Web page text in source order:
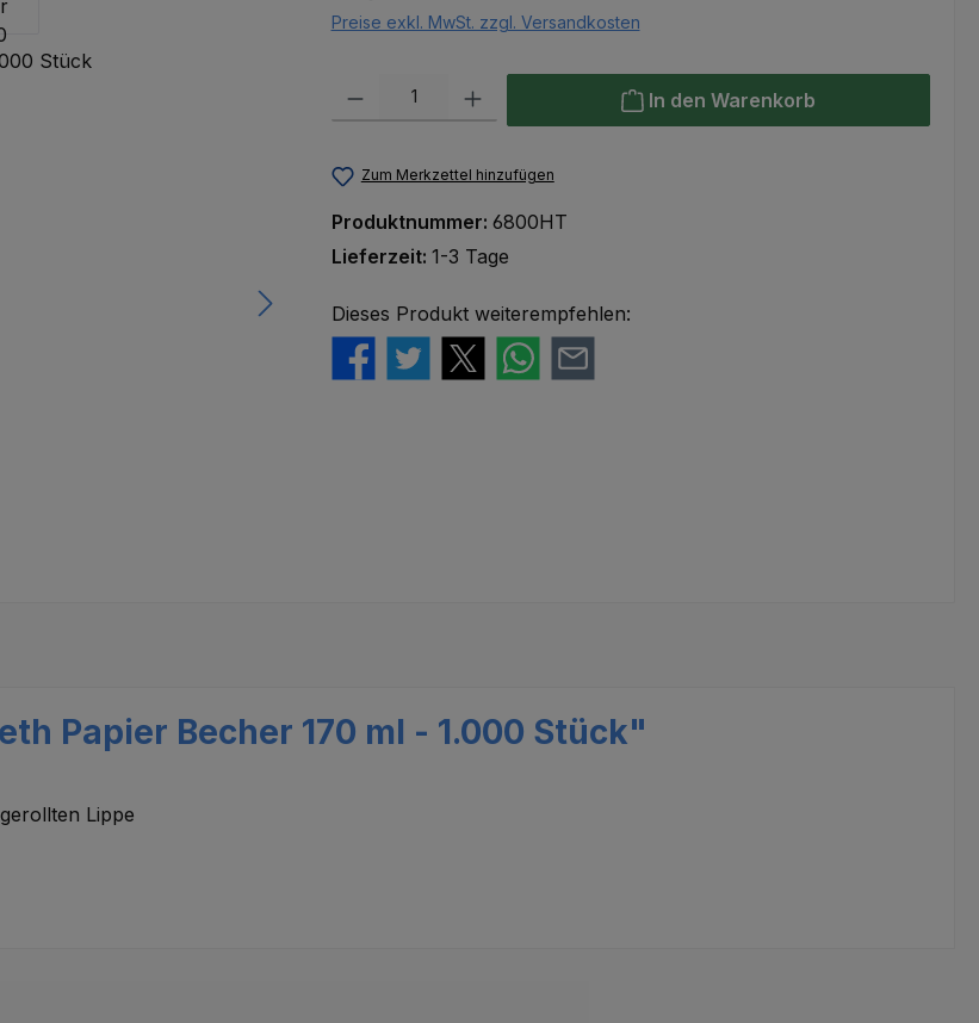
Preise exkl. MwSt. zzgl. Versandkosten
Produkt Anzahl: Gib den gewünschten Wert ein oder benutze die Schaltflächen
In den Warenkorb
Zum Merkzettel hinzufügen
Produktnummer: 6800HT
Lieferzeit: 1-3 Tage
Dieses Produkt weiterempfehlen:
Papier Becher 170 ml - 1.000 Stück"
Lippe